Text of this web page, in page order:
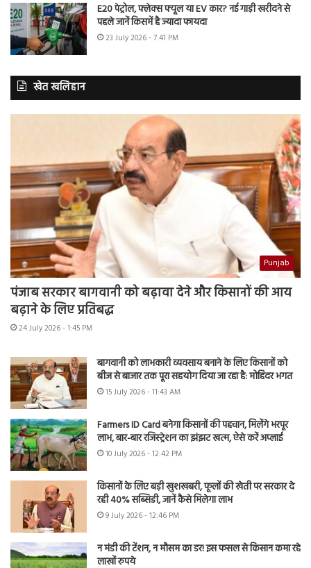
E20 पेट्रोल, फ्लेक्स फ्यूल या EV कार? नई गाड़ी खरीदने से
पहले जानें किसमें है ज्यादा फायदा
23 July 2026 - 7:41 PM
खेत खलिहान
Punjab
पंजाब सरकार बागवानी को बढ़ावा देने और किसानों की आय
बढ़ाने के लिए प्रतिबद्ध
24 July 2026 - 1:45 PM
बागवानी को लाभकारी व्यवसाय बनाने के लिए किसानों को
बीज से बाजार तक पूरा सहयोग दिया जा रहा है: मोहिंदर भगत
15 July 2026 - 11:43 AM
Farmers ID Card बनेगा किसानों की पहचान, मिलेंगे भरपूर
लाभ, बार-बार रजिस्ट्रेशन का झंझट खत्म, ऐसे करें अप्लाई
10 July 2026 - 12:42 PM
किसानों के लिए बड़ी खुशखबरी, फूलों की खेती पर सरकार दे
रही 40% सब्सिडी, जानें कैसे मिलेगा लाभ
9 July 2026 - 12:46 PM
न मंडी की टेंशन, न मौसम का डर! इस फसल से किसान कमा रहे
लाखों रुपये